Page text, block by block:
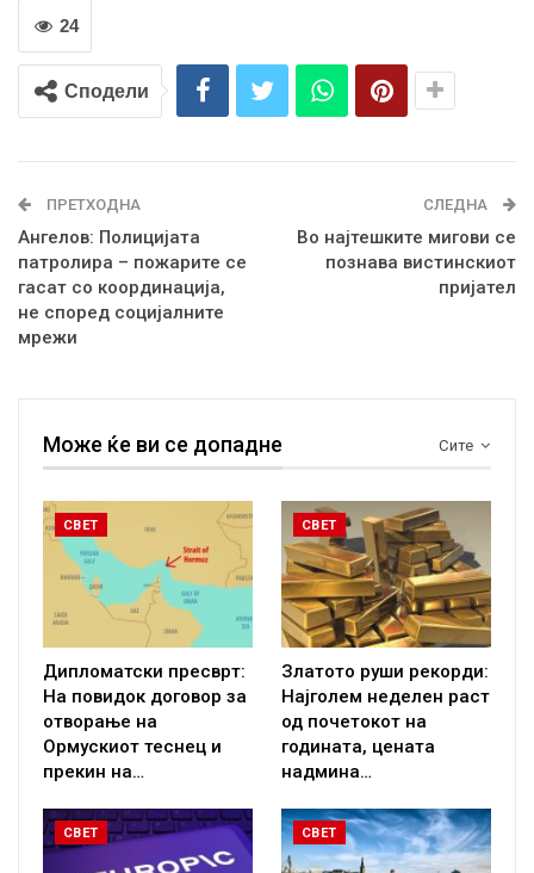
24
Сподели
ПРЕТХОДНА
Ангелов: Полицијата
патролира – пожарите се
гасат со координација,
не според социјалните
мрежи
СЛЕДНА
Во најтешките мигови се
познава вистинскиот
пријател
Сите
Може ќе ви се допадне
СВЕТ
Дипломатски пресврт:
На повидок договор за
отворање на
Ормускиот теснец и
прекин на…
СВЕТ
Златото руши рекорди:
Најголем неделен раст
од почетокот на
годината, цената
надмина…
СВЕТ СВЕТ